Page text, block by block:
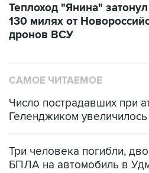
Теплоход "Янина"
130 милях от
дронов ВСУ
САМОЕ ЧИТАЕМОЕ
Число пострадавших при
Геленджиком
Три человека погибли,
БПЛА на автомобиль в